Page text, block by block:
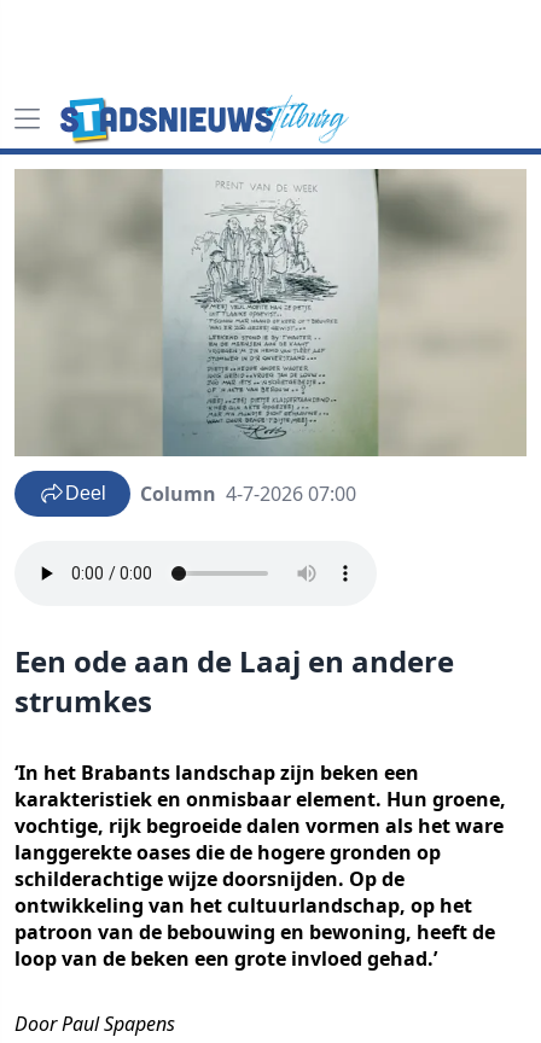
Deel Column 4-7-2026 07:00
Een ode aan de Laaj en andere
strumkes
‘In het Brabants landschap zijn beken een
karakteristiek en onmisbaar element. Hun groene,
vochtige, rijk begroeide dalen vormen als het ware
langgerekte oases die de hogere gronden op
schilderachtige wijze doorsnijden. Op de
ontwikkeling van het cultuurlandschap, op het
patroon van de bebouwing en bewoning, heeft de
loop van de beken een grote invloed gehad.’
Door Paul Spapens